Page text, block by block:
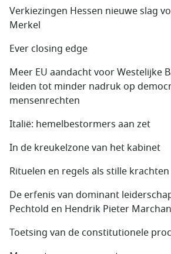
Verkiezingen Hessen nieuwe slag
Merkel
Ever closing edge
Meer EU aandacht voor Westelijke
leiden tot minder nadruk op
mensenrechten
Italië: hemelbestormers aan zet
In de kreukelzone van het kabinet
Rituelen en regels als stille krachten
De erfenis van dominant
Pechtold en Hendrik Pieter
Toetsing van de constitutionele